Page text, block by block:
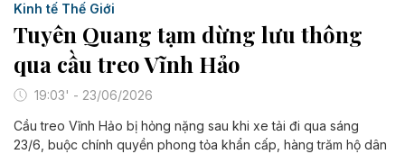
Kinh tế Thế Giới
Tuyên Quang tạm dừng lưu thông
qua cầu treo Vĩnh Hảo
19:03' - 23/06/2026
Cầu treo Vĩnh Hảo bị hỏng nặng sau khi xe tải đi qua sáng
23/6, buộc chính quyền phong tỏa khẩn cấp, hàng trăm hộ dân